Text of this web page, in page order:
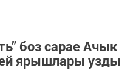
боз сарае Ачык
ярышлары узды